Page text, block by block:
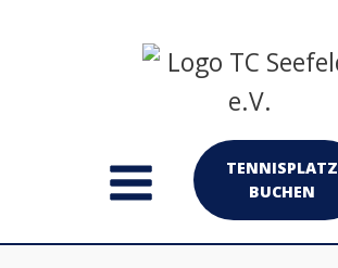
TENNISPLATZ
BUCHEN